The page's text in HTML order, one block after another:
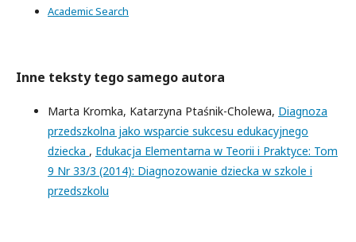
Academic Search
Inne teksty tego samego autora
Marta Kromka, Katarzyna Ptaśnik-Cholewa, Diagnoza
przedszkolna jako wsparcie sukcesu edukacyjnego
dziecka , Edukacja Elementarna w Teorii i Praktyce: Tom
9 Nr 33/3 (2014): Diagnozowanie dziecka w szkole i
przedszkolu